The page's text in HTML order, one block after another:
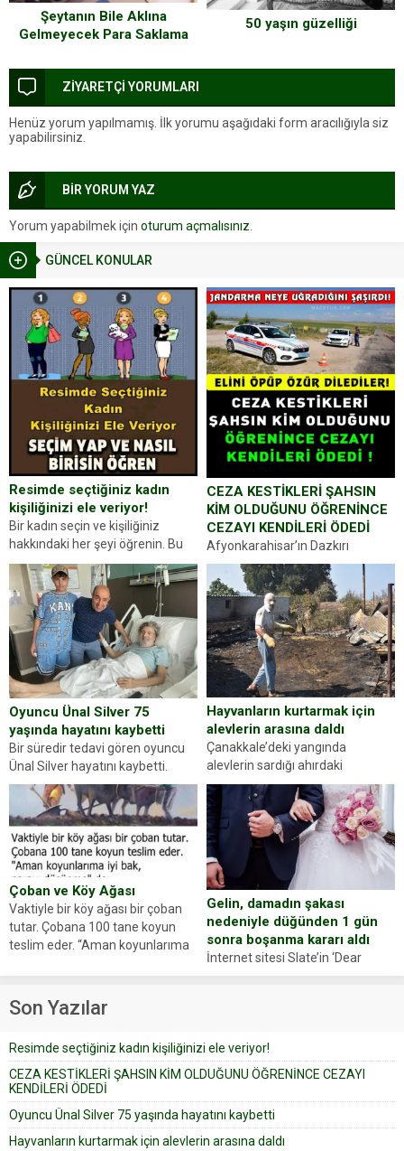
GÜNCEL KONULAR
Resimde seçtiğiniz kadın
kişiliğinizi ele veriyor!
Bir kadın seçin ve kişiliğiniz
hakkındaki her şeyi öğrenin. Bu
kez karşınıza oldukça farklı bir
kişilik testiyle çıkıyoruz. Resimde
gördüğünüz kadın figürlerinden
dikkatinizi en...
CEZA KESTİKLERİ ŞAHSIN
KİM OLDUĞUNU ÖĞRENİNCE
CEZAYI KENDİLERİ ÖDEDİ
Afyonkarahisar’ın Dazkırı
ilçesinde trafik uygulaması
yapan jandarma ekipleri
durdurdukları bir otomobilin
sürücüsünden ehliyet ve ruhsat
sorup belgelerini istedi. Sürücü
Abdurrahman Ö.nün verdiği
evraklarda eksik olduğunu...
Oyuncu Ünal Silver 75
yaşında hayatını kaybetti
Bir süredir tedavi gören oyuncu
Ünal Silver hayatını kaybetti.
Haberi, oyuncunun menajerlik
ajansı duyurdu. Renda Güner,
sosyal medya hesabında “Usta
Oyuncumuz ve çok değerli
dostumuz...
Hayvanların kurtarmak için
alevlerin arasına daldı
Çanakkale’deki yangında
alevlerin sardığı ahırdaki
hayvanlarını kurtarmak isteyen
Zeki Demir (66) ölümden döndü.
Yüzünde ve ellerinde yanıklar
oluşan Demir, kâbus dolu anları
anlattı… Merkeze bağlı...
Çoban ve Köy Ağası
Vaktiyle bir köy ağası bir çoban
tutar. Çobana 100 tane koyun
teslim eder. “Aman koyunlarıma
Çoban koyunları alır gider. Aylar...
Gelin, damadın şakası
nedeniyle düğünden 1 gün
sonra boşanma kararı aldı
İnternet sitesi Slate’in ‘Dear
Prudence’ isimli tavsiye köşesine
yapıştırdığı için düğünden...
Son Yazılar
Resimde seçtiğiniz kadın kişiliğinizi ele veriyor!
CEZA KESTİKLERİ ŞAHSIN KİM OLDUĞUNU ÖĞRENİNCE CEZAYI
KENDİLERİ ÖDEDİ
Oyuncu Ünal Silver 75 yaşında hayatını kaybetti
Hayvanların kurtarmak için alevlerin arasına daldı
Şeytanın Bile Aklına
Gelmeyecek Para Saklama
50 yaşın güzelliği
ZİYARETÇİ YORUMLARI
Henüz yorum yapılmamış. İlk yorumu aşağıdaki form aracılığıyla siz
yapabilirsiniz.
BİR YORUM YAZ
Yorum yapabilmek için oturum açmalısınız